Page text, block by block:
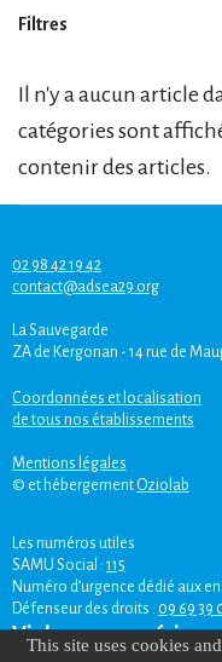
Filtres
Il n'y a aucun article
catégories sont
contenir des articles.
02 98 42 19 42
contact@adsea29.org
La Sauvegarde
ZA de Kergonan - 14 rue de
Coordonnées et localisation
de tous nos établissements
Mentions légales
© et hébergement Oziolab
Les numéros utiles
SAMU Social : 115
Numéro d’urgence dédié aux
Défenseur des droits : 09 69 39
Violences
This site uses cookies